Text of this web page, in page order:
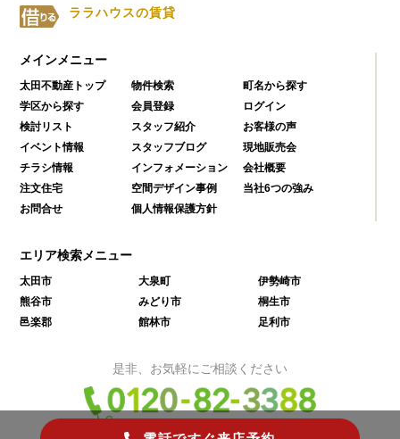
ララハウスの賃貸
メインメニュー
太田不動産トップ 物件検索
町名から探す
学区から探す
会員登録
ログイン
検討リスト
スタッフ紹介
お客様の声
イベント情報
スタッフブログ
現地販売会
チラシ情報
インフォメーション
会社概要
注文住宅
空間デザイン事例
当社6つの強み
お問合せ
個人情報保護方針
エリア検索メニュー
太田市 大泉町
伊勢崎市
熊谷市
みどり市
桐生市
邑楽郡
館林市 足利市
是非、お気軽にご相談ください